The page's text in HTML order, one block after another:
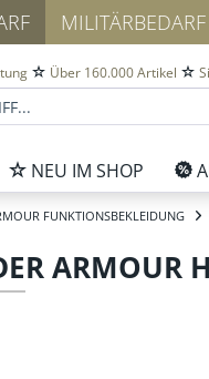
MILITÄRBEDARF
Über 160.000 Artikel
NEU IM SHOP
FUNKTIONSBEKLEIDUNG
ARMOUR